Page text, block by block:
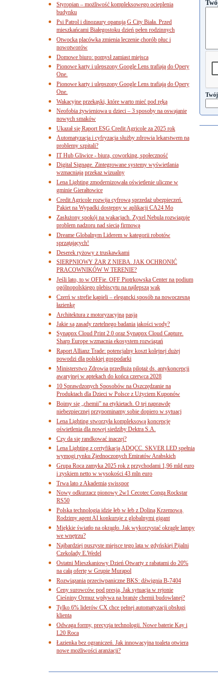
Styropian – możliwość kompleksowego ocieplenia
budynku
Psi Patrol i dinozaury opanują G City Biała. Przed
mieszkańcami Białegostoku dzień pełen rodzinnych
Otwocka placówka zmienia leczenie chorób płuc i
nowotworów
Domowe biuro: pomysł zamiast miejsca
Pionowe karty i ulepszony Google Lens trafiają do Opery
One.
Pionowe karty i ulepszony Google Lens trafiają do Opery
One.
Wakacyjne przekąski, które warto mieć pod ręką
Neofobia żywieniowa u dzieci – 3 sposoby na oswajanie
nowych smaków
Ukazał się Raport ESG Credit Agricole za 2025 rok
Automatyzacja i cyfryzacja służby zdrowia lekarstwem na
problemy szpitali?
IT Hub Gliwice - biura, coworking, społeczność
Digital Signage. Zintegrowane systemy wyświetlania
wzmacniają przekaz wizualny
Lena Lighting zmodernizowała oświetlenie uliczne w
gminie Gierałtowice
Credit Agricole rozwija cyfrową sprzedaż ubezpieczeń.
Pakiet na Wypadki dostępny w aplikacji CA24 Mo
Zasłużony spokój na wakacjach. Zyxel Nebula rozwiązuje
problem nadzoru nad siecią firmową
Dreame Globalnym Liderem w kategorii robotów
sprzątających!
Deserek ryżowy z truskawkami
SIERPNIOWY ŻAR Z NIEBA. JAK OCHRONIĆ
PRACOWNIKÓW W TERENIE?
Jeśli lato, to w OFFie. OFF Piotrkowska Center na podium
ogólnopolskiego plebiscytu na najlepszą wak
Czerń w strefie kąpieli – elegancki sposób na nowoczesną
łazienkę
Architektura z motoryzacyjną pasją
Jakie są zasady rzetelnego badania jakości wody?
Synappx Cloud Print 2.0 oraz Synappx Cloud Capture.
Sharp Europe wzmacnia ekosystem rozwiązań
Raport Allianz Trade: potencjalny koszt kolejnej dużej
powodzi dla polskiej gospodarki
Ministerstwo Zdrowia przedłuża pilotaż ds. antykoncepcji
awaryjnej w aptekach do końca czerwca 2028
10 Sprawdzonych Sposobów na Oszczędzanie na
Produktach dla Dzieci w Polsce z Użyciem Kuponów
Boimy się „chemii” na etykietach. O tej naprawdę
niebezpiecznej przypominamy sobie dopiero w sytuacj
Lena Lighting stworzyła kompleksową koncepcję
oświetlenia dla nowej siedziby Dektra S.A.
Czy da się randkować inaczej?
Lena Lighting z certyfikacją ADQCC. SKVER LED spełnia
wymogi rynku Zjednoczonych Emiratów Arabskich
Grupa Roca zamyka 2025 rok z przychodami 1,96 mld euro
i zyskiem netto w wysokości 43 mln euro
Trwa lato z Akademią swisspor
Nowy odkurzacz pionowy 2w1 Cecotec Conga Rockstar
RS50
Polska technologia idzie łeb w łeb z Doliną Krzemową.
Rodzimy agent AI konkuruje z globalnymi gigant
Miękkie światło na okrągło. Jak wykorzystać okrągłe lampy
we wnętrzu?
Najbardziej puszyste miejsce tego lata w gdyńskiej Pijalni
Czekolady E.Wedel
Ostatni Mieszkaniowy Dzień Otwarty z rabatami do 20%
na całą ofertę w Grupie Murapol
Rozwiązania przeciwpaniczne BKS: dźwignia B-7404
Ceny surowców pod presją. Jak sytuacja w rejonie
Cieśniny Ormuz wpływa na branżę chemii budowlanej?
Tylko 6% liderów CX chce pełnej automatyzacji obsługi
klienta
Odwaga formy, precyzja technologii. Nowe baterie Kay i
L20 Roca
Łazienka bez ograniczeń. Jak innowacyjna toaleta otwiera
nowe możliwości aranżacji?